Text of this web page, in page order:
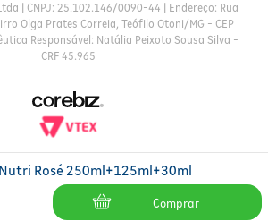
Rosé 250ml+125ml+30ml
Comprar
| CNPJ: 25.102.146/0090-44 | Endereço: Rua
Olga Prates Correia, Teófilo Otoni/MG - CEP
Responsável: Natália Peixoto Sousa Silva -
CRF 45.965